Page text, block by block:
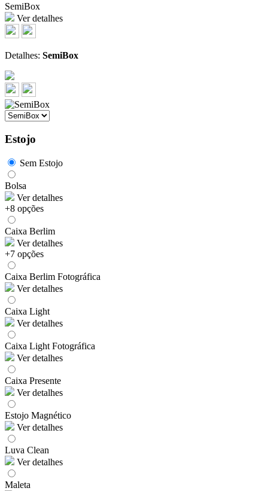
SemiBox
Ver detalhes
Detalhes: SemiBox
Estojo
Sem Estojo
Bolsa
Ver detalhes
+8 opções
Caixa Berlim
Ver detalhes
+7 opções
Caixa Berlim Fotográfica
Ver detalhes
Caixa Light
Ver detalhes
Caixa Light Fotográfica
Ver detalhes
Caixa Presente
Ver detalhes
Estojo Magnético
Ver detalhes
Luva Clean
Ver detalhes
Maleta